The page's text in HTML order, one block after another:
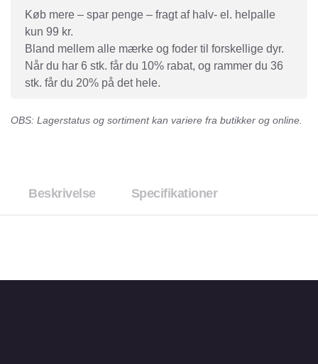
Køb mere – spar penge – fragt af halv- el. helpalle
kun 99 kr.
Bland mellem alle mærke og foder til forskellige dyr.
Når du har 6 stk. får du 10% rabat, og rammer du 36
stk. får du 20% på det hele.
OBS: Lagerstatus og sortiment kan variere fra butikker og online.
Beskrivelse Specifikationer